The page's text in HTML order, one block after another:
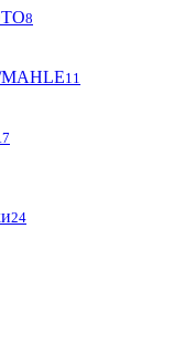
8
MAHLE11
7
24